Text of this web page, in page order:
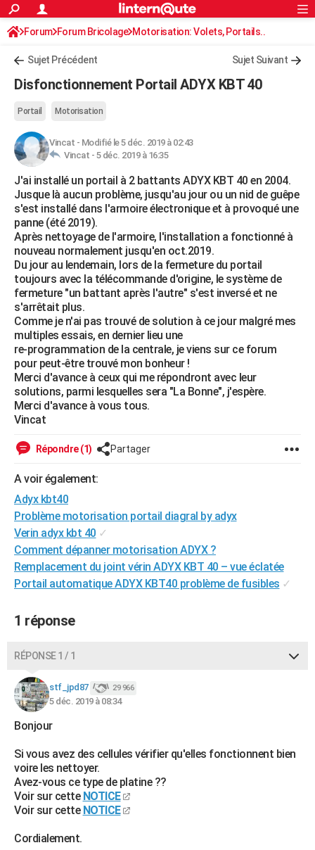
ACTUALITÉS
Politique
Société
Faits Divers
Education
Monde
Villes
+
AUTO
Essais
Réserver un essai
Citadines
Berlines
SUV
Forum auto
+HIGH-TECH
Mobiles
Meilleur smartphone
Internet
Ordinateurs
Jeux vidéo
Guide high-tech
+BRICOLAGE
Forum
Aménagement intérieur
Extérieur
Cuisine
Salle de bains
Jardinage
Rangement
WEEK-END
Guides de France
Escapades
Patrimoine
Expositions
Musées
Week-end nature
+LIFESTYLE
Art de vivre
Bien-être
Loisirs
Mode
Modes de vie
SANTE
Alimentation
Guide de la santé
Maladies
Médicaments
Sommeil
VOYAGE
Destinations
City break
Voyage nature
Voyage de noces
Forum
Climat
PHOTO
GUIDES D'ACHAT
BONS PLANS
CARTE DE VOEUX
Carte de Noël
Carte Bonne année
Carte Saint-Valentin
Carte Pâques
Carte d'anniversaire
DICTIONNAIRE
PROGRAMME TV
COPAINS D'AVANT
S'inscrire
Se connecter
Lycées
Collèges
Primaires
Universités
Entreprises
Service militaire
Avis de recherche
AVIS DE DÉCÈS
FORUM
Bricolage
Lifestyle
Culture
Sport
Auto
Television
Voyage
Cinema
Rechercher
S'inscrire
Connexion
Forum Forum Bricolage Motorisation: Volets, Portails..
Sujet Précédent Sujet Suivant
Disfonctionnement Portail ADYX KBT 40
Portail Motorisation
Vincat - Modifié le 5 déc. 2019 à 02:43
Vincat - 5 déc. 2019 à 16:35
J'ai installé un portail à 2 battants ADYX KBT 40 en 2004.
Jusque là aucun problème, jusqu'au jour ou un nid de guêpe
s'est installé dans l'armoire électronique et à provoqué une
panne (été 2019).
Après nettoyage de l'armoire, l'installation a fonctionné à
nouveau normalement jusqu'en oct.2019.
Du jour au lendemain, lors de la fermeture du portail
toujours avec la télécommande d'origine, le système de
fermeture "un battant après l'autre" s'est inversé et ne
s'arrêtait plus.
Comme je n'ai pas trouvé de solution à ce jour malgré mes
multiples essais, en dernier lieu une
re-programmation de la centrale, je viens sur ce forum
pour peut-être trouvé mon bonheur !
Merci d'avance à ceux qui me répondront avec leur
solutions, parmi lesquelles sera "La Bonne", j'espère.
Merci d'avance à vous tous.
Vincat
Répondre (1) Partager
A voir également:
Adyx kbt40
Problème motorisation portail diagral by adyx
Verin adyx kbt 40 ✓
Comment dépanner motorisation ADYX ?
Remplacement du joint vérin ADYX KBT 40 – vue éclatée
Portail automatique ADYX KBT40 problème de fusibles ✓
1 réponse
RÉPONSE 1 / 1
stf_jpd87 29 966
5 déc. 2019 à 08:34
Bonjour
Si vous avez des cellules vérifier qu'elles fonctionnent bien
voire les nettoyer.
Avez-vous ce type de platine ??
Voir sur cette NOTICE
Voir sur cette NOTICE
Cordialement.